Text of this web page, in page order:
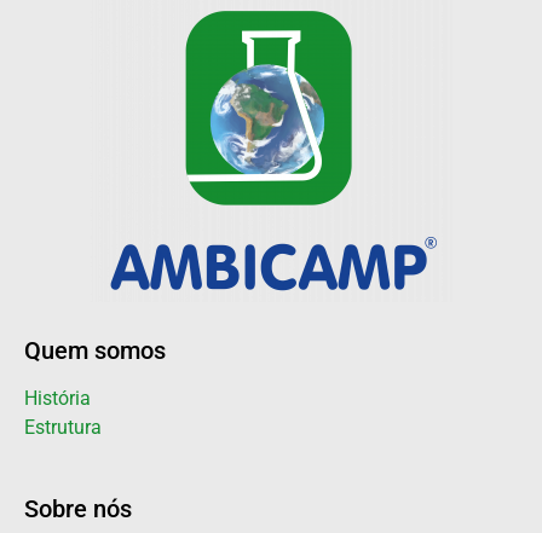
Quem somos
História
Estrutura
Sobre nós